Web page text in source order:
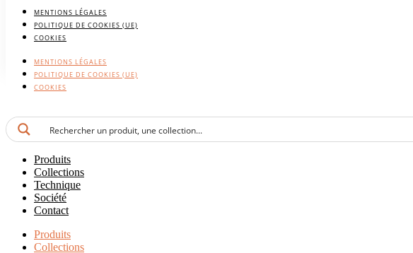
MENTIONS LÉGALES
POLITIQUE DE COOKIES (UE)
COOKIES
MENTIONS LÉGALES
POLITIQUE DE COOKIES (UE)
COOKIES
Produits
Collections
Technique
Société
Contact
Produits
Collections